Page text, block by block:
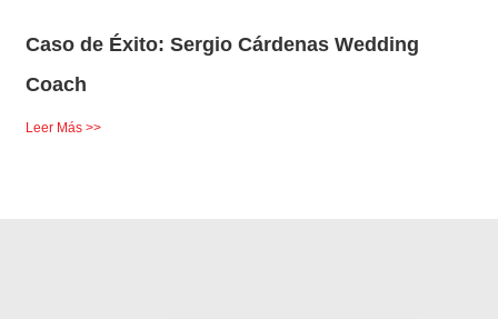
Caso de Éxito: Sergio Cárdenas Wedding
Coach
Leer Más >>